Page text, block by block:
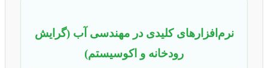
نرم‌افزارهای کلیدی در مهندسی آب (گرایش
رودخانه و اکوسیستم)